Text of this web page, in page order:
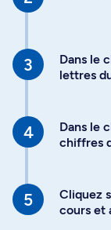
Dans le
lettres
Dans le
chiffres
Cliquez
cours et